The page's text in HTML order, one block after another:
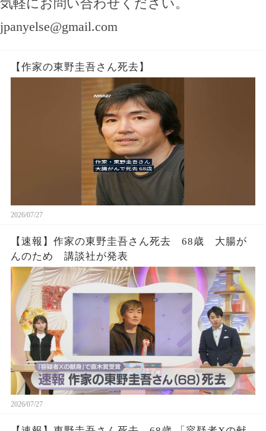
気軽にお問い合わせください。
jpanyelse@gmail.com
【作家の東野圭吾さん死去】
2026/07/27
【速報】作家の東野圭吾さん死去 68歳 大腸が
んのため 講談社が発表
2026/07/27